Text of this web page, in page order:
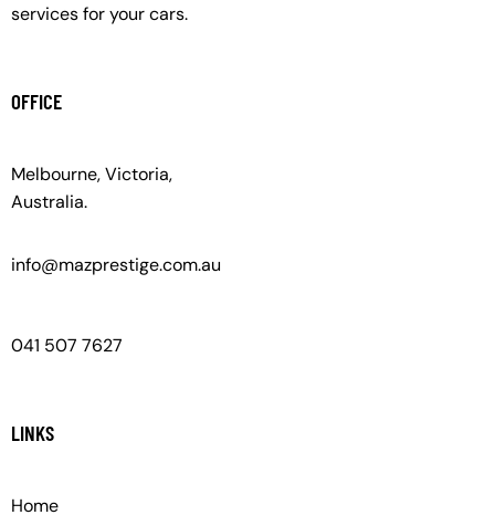
services for your cars.
OFFICE
Melbourne, Victoria,
Australia.
info@mazprestige.com.au
041 507 7627
LINKS
Home